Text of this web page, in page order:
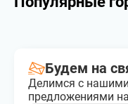
Будем на
Делимся с
предложениями